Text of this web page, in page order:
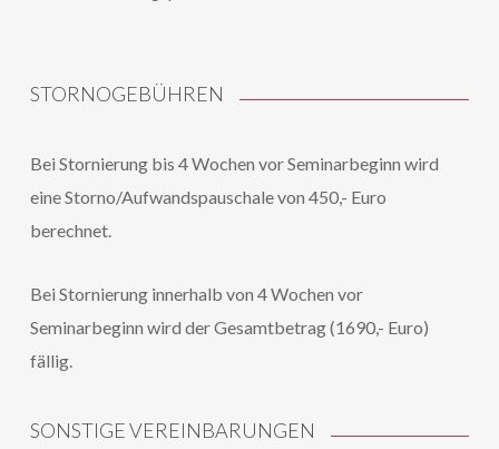
STORNOGEBÜHREN
Bei Stornierung bis 4 Wochen vor Seminarbeginn wird
eine Storno/Aufwandspauschale von 450,- Euro
berechnet.
Bei Stornierung innerhalb von 4 Wochen vor
Seminarbeginn wird der Gesamtbetrag (1690,- Euro)
fällig.
SONSTIGE VEREINBARUNGEN